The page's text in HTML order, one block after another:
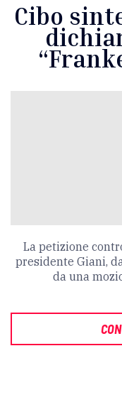
Cibo
La petizione
presidente Giani,
da una